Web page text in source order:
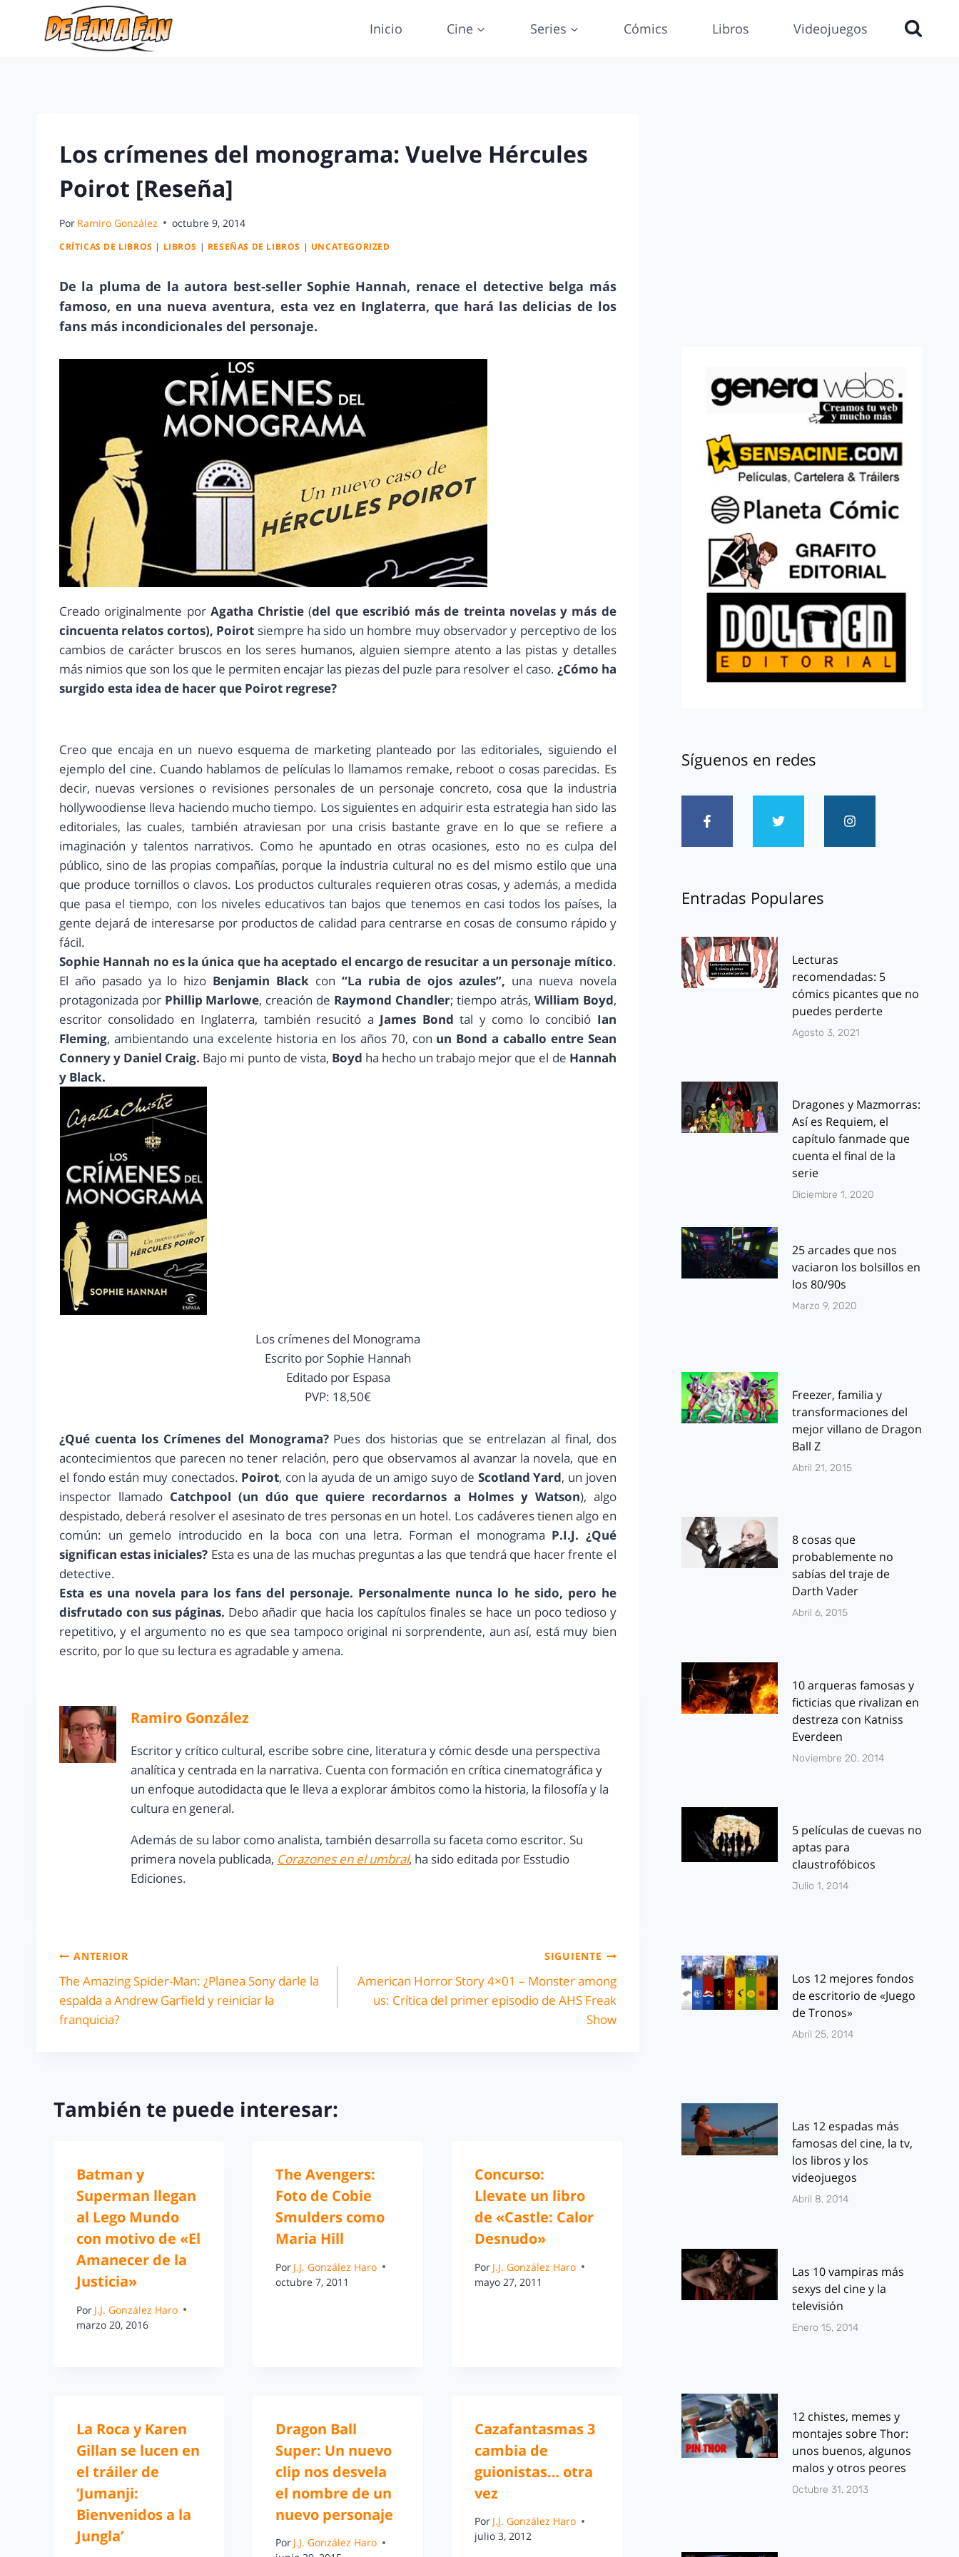
Inicio Cine Series Cómics Libros Videojuegos
Los crímenes del monograma: Vuelve Hércules
Poirot [Reseña]
Por Ramiro González octubre 9, 2014
CRÍTICAS DE LIBROS | LIBROS | RESEÑAS DE LIBROS | UNCATEGORIZED
De la pluma de la autora best-seller Sophie Hannah, renace el detective belga más
famoso, en una nueva aventura, esta vez en Inglaterra, que hará las delicias de los
fans más incondicionales del personaje.
Creado originalmente por Agatha Christie (del que escribió más de treinta novelas y más de
cincuenta relatos cortos), Poirot siempre ha sido un hombre muy observador y perceptivo de los
cambios de carácter bruscos en los seres humanos, alguien siempre atento a las pistas y detalles
más nimios que son los que le permiten encajar las piezas del puzle para resolver el caso. ¿Cómo ha
surgido esta idea de hacer que Poirot regrese?
Creo que encaja en un nuevo esquema de marketing planteado por las editoriales, siguiendo el
ejemplo del cine. Cuando hablamos de películas lo llamamos remake, reboot o cosas parecidas. Es
decir, nuevas versiones o revisiones personales de un personaje concreto, cosa que la industria
hollywoodiense lleva haciendo mucho tiempo. Los siguientes en adquirir esta estrategia han sido las
editoriales, las cuales, también atraviesan por una crisis bastante grave en lo que se refiere a
imaginación y talentos narrativos. Como he apuntado en otras ocasiones, esto no es culpa del
público, sino de las propias compañías, porque la industria cultural no es del mismo estilo que una
que produce tornillos o clavos. Los productos culturales requieren otras cosas, y además, a medida
que pasa el tiempo, con los niveles educativos tan bajos que tenemos en casi todos los países, la
gente dejará de interesarse por productos de calidad para centrarse en cosas de consumo rápido y
fácil.
Sophie Hannah no es la única que ha aceptado el encargo de resucitar a un personaje mítico.
El año pasado ya lo hizo Benjamin Blackcon “La rubia de ojos azules”, una nueva novela
protagonizada por Phillip Marlowe, creación de Raymond Chandler; tiempo atrás, William Boyd,
escritor consolidado en Inglaterra, también resucitó a James Bond tal y como lo concibió Ian
Fleming, ambientando una excelente historia en los años 70, con un Bond a caballo entre Sean
Connery y Daniel Craig. Bajo mi punto de vista, Boyd ha hecho un trabajo mejor que el de Hannah
y Black.
Los crímenes del Monograma
Escrito por Sophie Hannah
Editado por Espasa
PVP: 18,50€
¿Qué cuenta los Crímenes del Monograma?Pues dos historias que se entrelazan al final, dos
acontecimientos que parecen no tener relación, pero que observamos al avanzar la novela, que en
el fondo están muy conectados. Poirot, con la ayuda de un amigo suyo de Scotland Yard, un joven
inspector llamado Catchpool (un dúo que quiere recordarnos a Holmes y Watson), algo
despistado, deberá resolver el asesinato de tres personas en un hotel. Los cadáveres tienen algo en
común: un gemelo introducido en la boca con una letra. Forman el monograma P.I.J. ¿Qué
significan estas iniciales? Esta es una de las muchas preguntas a las que tendrá que hacer frente el
detective.
Esta es una novela para los fans del personaje. Personalmente nunca lo he sido, pero he
disfrutado con sus páginas. Debo añadir que hacia los capítulos finales se hace un poco tedioso y
repetitivo, y el argumento no es que sea tampoco original ni sorprendente, aun así, está muy bien
escrito, por lo que su lectura es agradable y amena.
Ramiro González
Escritor y crítico cultural, escribe sobre cine, literatura y cómic desde una perspectiva
analítica y centrada en la narrativa. Cuenta con formación en crítica cinematográfica y
un enfoque autodidacta que le lleva a explorar ámbitos como la historia, la filosofía y la
cultura en general.
Además de su labor como analista, también desarrolla su faceta como escritor. Su
primera novela publicada, Corazones en el umbral, ha sido editada por Esstudio
Ediciones.
ANTERIOR
The Amazing Spider-Man: ¿Planea Sony darle la
espalda a Andrew Garfield y reiniciar la
franquicia?
SIGUIENTE
American Horror Story 4×01 – Monster among
us: Crítica del primer episodio de AHS Freak
Show
También te puede interesar:
Batman y
Superman llegan
al Lego Mundo
con motivo de «El
Amanecer de la
Justicia»
Por J.J. González Haro
marzo 20, 2016
The Avengers:
Foto de Cobie
Smulders como
Maria Hill
Por J.J. González Haro
octubre 7, 2011
Concurso:
Llevate un libro
de «Castle: Calor
Desnudo»
Por J.J. González Haro
mayo 27, 2011
La Roca y Karen
Gillan se lucen en
el tráiler de
‘Jumanji:
Bienvenidos a la
Jungla’
Dragon Ball
Super: Un nuevo
clip nos desvela
el nombre de un
nuevo personaje
Por J.J. González Haro
Cazafantasmas 3
cambia de
guionistas… otra
vez
Por J.J. González Haro
julio 3, 2012
Síguenos en redes
Entradas Populares
Lecturas
recomendadas: 5
cómics picantes que no
puedes perderte
Agosto 3, 2021
Dragones y Mazmorras:
Así es Requiem, el
capítulo fanmade que
cuenta el final de la
serie
Diciembre 1, 2020
25 arcades que nos
vaciaron los bolsillos en
los 80/90s
Marzo 9, 2020
Freezer, familia y
transformaciones del
mejor villano de Dragon
Ball Z
Abril 21, 2015
8 cosas que
probablemente no
sabías del traje de
Darth Vader
Abril 6, 2015
10 arqueras famosas y
ficticias que rivalizan en
destreza con Katniss
Everdeen
Noviembre 20, 2014
5 películas de cuevas no
aptas para
claustrofóbicos
Julio 1, 2014
Los 12 mejores fondos
de escritorio de «Juego
de Tronos»
Abril 25, 2014
Las 12 espadas más
famosas del cine, la tv,
los libros y los
videojuegos
Abril 8, 2014
Las 10 vampiras más
sexys del cine y la
televisión
Enero 15, 2014
12 chistes, memes y
montajes sobre Thor:
unos buenos, algunos
malos y otros peores
Octubre 31, 2013